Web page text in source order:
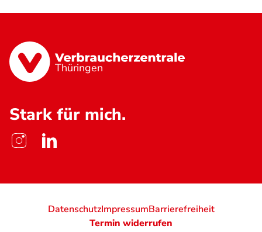
Thüringen
Stark für mich.
DatenschutzImpressumBarrierefreiheit
Termin widerrufen